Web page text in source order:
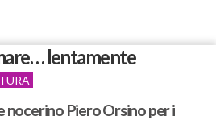
lentamente
-
Piero Orsino per i